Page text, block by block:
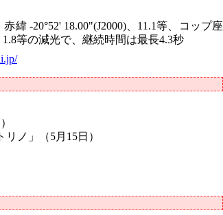
緯 -20°52' 18.00"(J2000)、11.1等、コップ座
1.8等の減光で、継続時間は最長4.3秒
ノ」（5月15日）